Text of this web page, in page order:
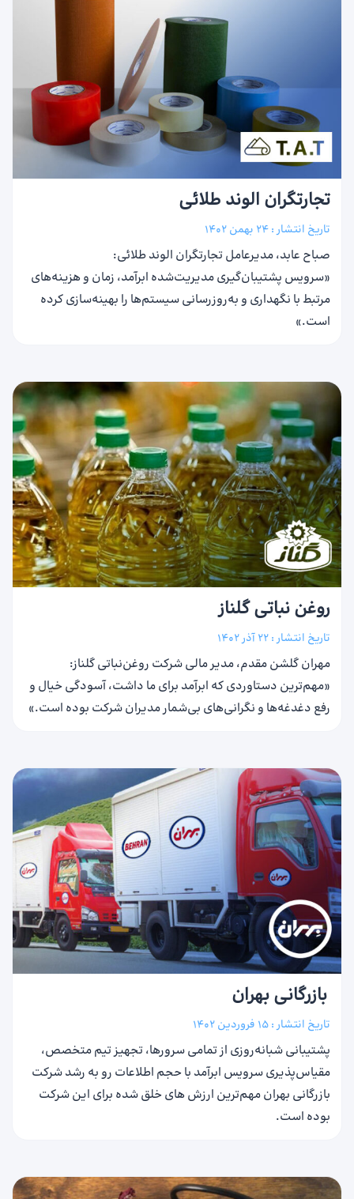
تجارتگران الوند طلائی
تاریخ انتشار : 24 بهمن 1402
صباح عابد، مدیرعامل تجارتگران الوند طلائی:
«سرویس پشتیبان‌گیری مدیریت‌شده ابرآمد، زمان و هزینه‌های
مرتبط با نگهداری و به‌روزرسانی سیستم‌ها را بهینه‌سازی کرده
است.»
روغن نباتی گلناز
تاریخ انتشار : 22 آذر 1402
مهران گلشن مقدم، مدیر مالی شرکت روغن‌نباتی گلناز:
«مهم‌ترین دستاوردی که ابرآمد برای ما داشت، آسودگی خیال و
رفع دغدغه‌ها و نگرانی‌های بی‌شمار مدیران شرکت بوده است.»
بازرگانی بهران
تاریخ انتشار : 15 فروردین 1402
پشتیبانی شبانه‌روزی از تمامی سرورها، تجهیز تیم متخصص،
مقیاس‌پذیری سرویس ابرآمد با حجم اطلاعات رو به ‌رشد شرکت
بازرگانی بهران مهم‌ترین ارزش‌ ‎های خلق شده برای این شرکت
بوده است.